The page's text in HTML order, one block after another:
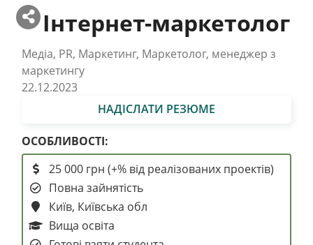
Інтернет-маркетолог
Медіа, PR, Маркетинг, Маркетолог, менеджер з
маркетингу
22.12.2023
НАДІСЛАТИ РЕЗЮМЕ
ОСОБЛИВОСТІ:
25 000 грн (+% від реалізованих проектів)
Повна зайнятість
Київ, Київська обл
Вища освіта